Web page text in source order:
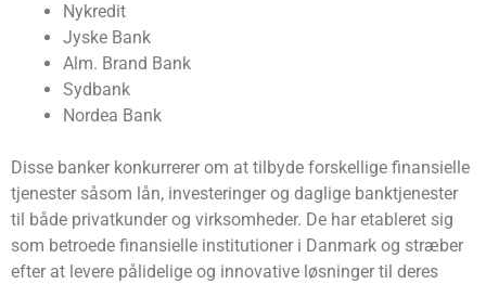
Nykredit
Jyske Bank
Alm. Brand Bank
Sydbank
Nordea Bank
Disse banker konkurrerer om at tilbyde forskellige finansielle
tjenester såsom lån, investeringer og daglige banktjenester
til både privatkunder og virksomheder. De har etableret sig
som betroede finansielle institutioner i Danmark og stræber
efter at levere pålidelige og innovative løsninger til deres